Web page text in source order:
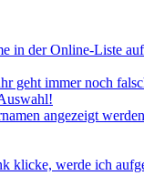
in der Online-Liste
geht immer noch
angezeigt
klicke, werde ich